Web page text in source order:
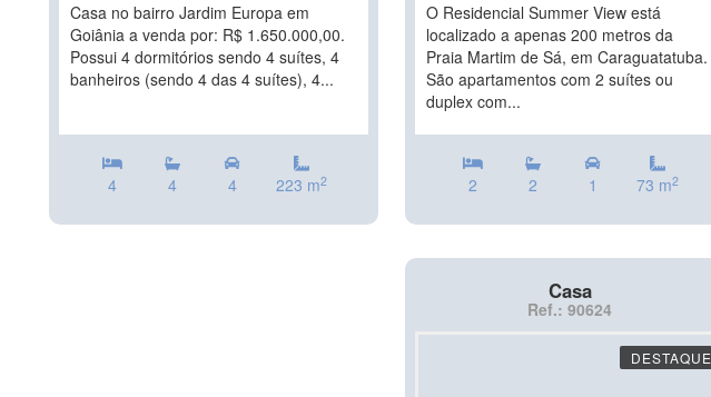
Casa no bairro Jardim Europa em
Goiânia a venda por: R$ 1.650.000,00.
Possui 4 dormitórios sendo 4 suítes, 4
banheiros (sendo 4 das 4 suítes), 4...
4 4 4 223 m2
O Residencial Summer View está
localizado a apenas 200 metros da
Praia Martim de Sá, em Caraguatatuba.
São apartamentos com 2 suítes ou
duplex com...
2 2 1 73 m2
Casa
Ref.: 90624
DESTAQUE